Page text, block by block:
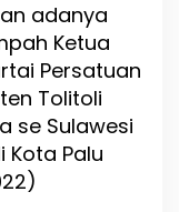
adanya
Ketua
Persatuan
Tolitoli
se Sulawesi
Kota Palu